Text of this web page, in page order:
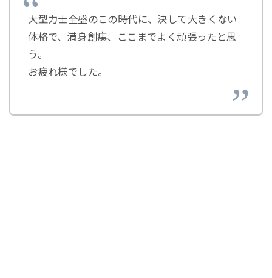
大型力士全盛のこの時代に、決して大きくない
体格で、満身創痍、ここまでよく頑張ったと思
う。
お疲れ様でした。